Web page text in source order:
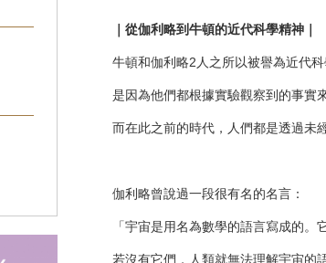
｜從伽利略到牛頓的近代科學精神｜
牛頓和伽利略2人之所以被譽為近代科
是因為他們都根據實驗觀察到的事實
而在此之前的時代，人們都是透過未
伽利略曾說過一段很有名的名言：
「宇宙是用名為數學的語言寫成的。
若沒有它們，人類就無法理解宇宙的